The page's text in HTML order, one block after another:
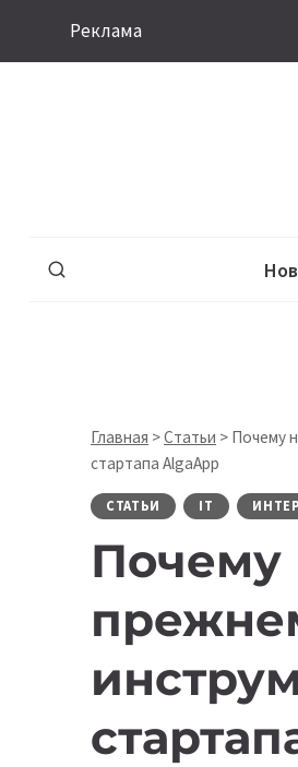
Реклама
Главная >Статьи > Почему
стартапа AlgaApp
СТАТЬИ IT
Почему